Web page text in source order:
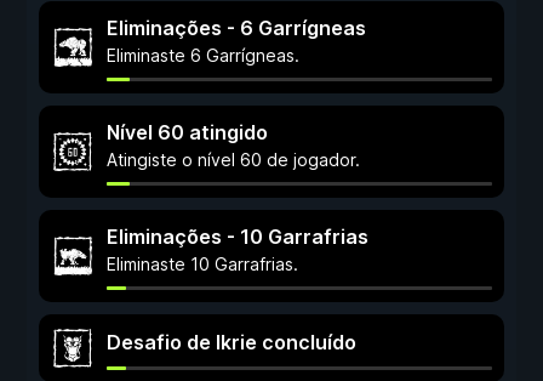
Eliminações - 6 Garrígneas
Eliminaste 6 Garrígneas.
Nível 60 atingido
Atingiste o nível 60 de jogador.
Eliminações - 10 Garrafrias
Eliminaste 10 Garrafrias.
Desafio de Ikrie concluído